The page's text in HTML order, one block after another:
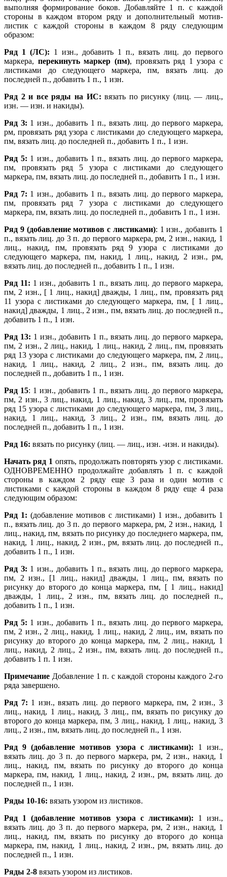
выполняя формирование боков. Добавляйте 1 п. с каждой
стороны в каждом втором ряду и дополнительный мотив-
листик с каждой стороны в каждом 8 ряду следующим
образом:
Ряд 1 (ЛС): 1 изн., добавить 1 п., вязать лиц. до первого
маркера, перекинуть маркер (пм), провязать ряд 1 узора с
листиками до следующего маркера, пм, вязать лиц. до
последней п., добавить 1 п., 1 изн.
Ряд 2 и все ряды на ИС: вязать по рисунку (лиц. — лиц.,
изн. — изн. и накиды).
Ряд З: 1 изн., добавить 1 п., вязать лиц. до первого маркера,
рм, провязать ряд узора с листиками до следующего маркера,
пм, вязать лиц. до последней п., добавить 1 п., 1 изн.
Ряд 5: 1 изн., добавить 1 п., вязать лиц. до первого маркера,
пм, провязать ряд 5 узора с листиками до следующего
маркера, пм, вязать лиц. до последней п., добавить 1 п., 1 изн.
Ряд 7: 1 изн., добавить 1 п., вязать лиц. до первого маркера,
пм, провязать ряд 7 узора с листиками до следующего
маркера, пм, вязать лиц. до последней п., добавить 1 п., 1 изн.
Ряд 9 (добавление мотивов с листиками): 1 изн., добавить 1
п., вязать лиц. до 3 п. до первого маркера, рм, 2 изн., накид, 1
лиц., накид, пм, провязать ряд 9 узора с листиками до
следующего маркера, пм, накид, 1 лиц., накид, 2 изн., рм,
вязать лиц. до последней п., добавить 1 п., 1 изн.
Ряд 11: 1 изн., добавить 1 п., вязать лиц. до первого маркера,
пм, 2 изн., [ 1 лиц., накид] дважды, 1 лиц., пм, провязать ряд
11 узора с листиками до следующего маркера, пм, [ 1 лиц.,
накид] дважды, 1 лиц., 2 изн., пм, вязать лиц. до последней п.,
добавить 1 п., 1 изн.
Ряд 13: 1 изн., добавить 1 п., вязать лиц. до первого маркера,
пм, 2 изн., 2 лиц., накид, 1 лиц., накид, 2 лиц., пм, провязать
ряд 13 узора с листиками до следующего маркера, пм, 2 лиц.,
накид, 1 лиц., накид, 2 лиц., 2 изн., пм, вязать лиц. до
последней п., добавить 1 п., 1 изн.
Ряд 15: 1 изн., добавить 1 п., вязать лиц. до первого маркера,
пм, 2 изн., 3 лиц., накид, 1 лиц., накид, 3 лиц., пм, провязать
ряд 15 узора с листиками до следующего маркера, пм, 3 лиц.,
накид, 1 лиц., накид, 3 лиц., 2 изн., пм, вязать лиц. до
последней п., добавить 1 п., 1 изн.
Ряд 16: вязать по рисунку (лиц. — лиц., изн. -изн. и накиды).
Начать ряд 1 опять, продолжать повторять узор с листиками.
ОДНОВРЕМЕННО продолжайте добавлять 1 п. с каждой
стороны в каждом 2 ряду еще 3 раза и один мотив с
листиками с каждой стороны в каждом 8 ряду еще 4 раза
следующим образом:
Ряд 1: (добавление мотивов с листиками) 1 изн., добавить 1
п., вязать лиц. до 3 п. до первого маркера, рм, 2 изн., накид, 1
лиц., накид, пм, вязать по рисунку до последнего маркера, пм,
накид, 1 лиц., накид, 2 изн., рм, вязать лиц. до последней п.,
добавить 1 п., 1 изн.
Ряд З: 1 изн., добавить 1 п., вязать лиц. до первого маркера,
пм, 2 изн., [1 лиц., накид] дважды, 1 лиц., пм, вязать по
рисунку до второго до конца маркера, пм, [ 1 лиц., накид]
дважды, 1 лиц., 2 изн., пм, вязать лиц. до последней п.,
добавить 1 п., 1 изн.
Ряд 5: 1 изн., добавить 1 п., вязать лиц. до первого маркера,
пм, 2 изн., 2 лиц., накид, 1 лиц., накид, 2 лиц., им, вязать по
рисунку до второго до конца маркера, пм, 2 лиц., накид, 1
лиц., накид, 2 лиц., 2 изн., пм, вязать лиц. до последней п.,
добавить 1 п. 1 изн.
Примечание Добавление 1 п. с каждой стороны каждого 2-го
ряда завершено.
Ряд 7: 1 изн., вязать лиц. до первого маркера, пм, 2 изн., 3
лиц., накид, 1 лиц., накид, 3 лиц., пм, вязать по рисунку до
второго до конца маркера, пм, 3 лиц., накид, 1 лиц., накид, 3
лиц., 2 изн., пм, вязать лиц. до последней п., 1 изн.
Ряд 9 (добавление мотивов узора с листиками): 1 изн.,
вязать лиц. до 3 п. до первого маркера, рм, 2 изн., накид, 1
лиц., накид, пм, вязать по рисунку до второго до конца
маркера, пм, накид, 1 лиц., накид, 2 изн., рм, вязать лиц. до
последней п., 1 изн.
Ряды 10-16: вязать узором из листиков.
Ряд 1 (добавление мотивов узора с листиками): 1 изн.,
вязать лиц. до 3 п. до первого маркера, рм, 2 изн., накид, 1
лиц., накид, пм, вязать по рисунку до второго до конца
маркера, пм, накид, 1 лиц., накид, 2 изн., рм, вязать лиц. до
последней п., 1 изн.
Ряды 2-8 вязать узором из листиков.